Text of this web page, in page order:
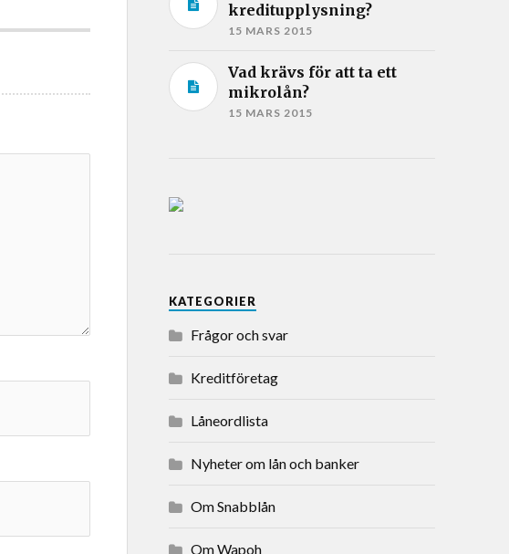
kreditupplysning?
15 MARS 2015
Vad krävs för att ta ett
mikrolån?
15 MARS 2015
KATEGORIER
Frågor och svar
Kreditföretag
Låneordlista
Nyheter om lån och banker
Om Snabblån
Om Wapoh